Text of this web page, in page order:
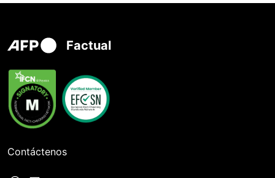
Factual
Contáctenos